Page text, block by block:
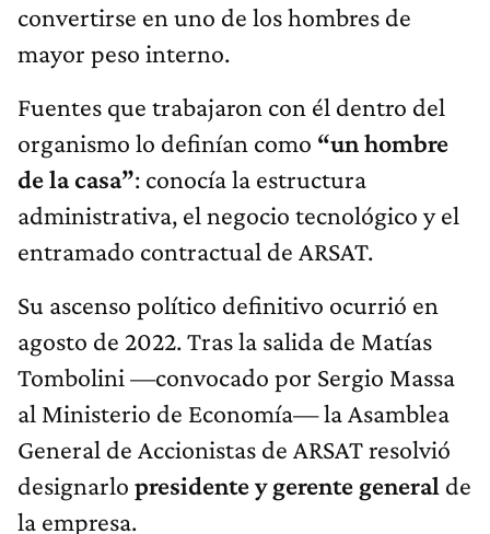
convertirse en uno de los hombres de
mayor peso interno.
Fuentes que trabajaron con él dentro del
organismo lo definían como “un hombre
de la casa”: conocía la estructura
administrativa, el negocio tecnológico y el
entramado contractual de ARSAT.
Su ascenso político definitivo ocurrió en
agosto de 2022. Tras la salida de Matías
Tombolini —convocado por Sergio Massa
al Ministerio de Economía— la Asamblea
General de Accionistas de ARSAT resolvió
designarlo presidente y gerente general de
la empresa.